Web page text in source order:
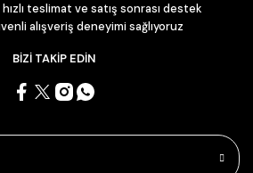
teslimat ve satış sonrası destek
alışveriş deneyimi sağlıyoruz
BİZİ TAKİP EDİN